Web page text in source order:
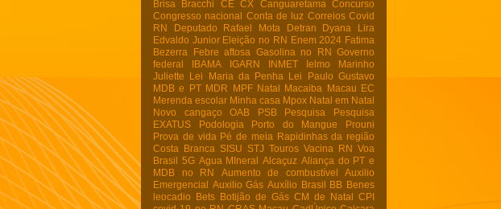
Brisa Bracchi
CE CX Canguaretama
Concurso
Congresso nacional Conta de luz Correios Covid
RN
Deputado Rafael Mota Detran
Dyana Lira
Edvaldo Junior Eleição no RN Enem 2024 Fatima
Bezerra
Febre aftosa Gasolina no RN Governo
federal
IBAMA IGARN INMET
Ielmo Marinho
Juliette
Lei Maria da Penha
Lei Paulo Gustavo
MDB e PT MDR MPF Natal Macaiba
Macau EC
Merenda escolar Minha casa Mpox Natal em Natal
Novo cangaço
OAB PSB Pesquisa
Pesquisa
EXATUS
Podologia Porto do Mangue
Prouni
Prova de vida Pé de meia Rapidinhas da região
Costa Branca
SISU STJ Touros Vacina RN Voa
Brasil 5G Agua MIneral Alcaçuz Aliança do PT e
MDB no RN
Aumento de combustível
Auxilio
Emergencial Auxilio Gás Auxílio Brasil BB Benes
leocadio
Bets Botijão de Gás CM de Natal CPI